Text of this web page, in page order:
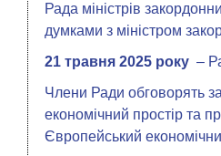
Рада міністрів
думками з міністром
21 травня 2025 року –
Члени Ради обговорять
економічний простір та
Європейський